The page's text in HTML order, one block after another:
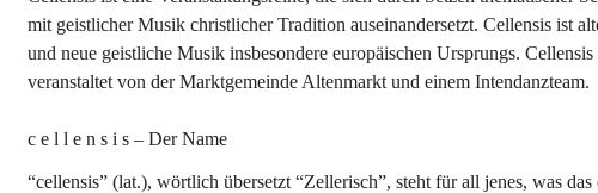
mit geistlicher Musik christlicher Tradition auseinandersetzt. Cellensis ist
und neue geistliche Musik insbesondere europäischen Ursprungs.
veranstaltet von der Marktgemeinde Altenmarkt und einem Intendanzteam.
c e l l e n s i s – Der Name
“cellensis” (lat.), wörtlich übersetzt “Zellerisch”, steht für all jenes, was das